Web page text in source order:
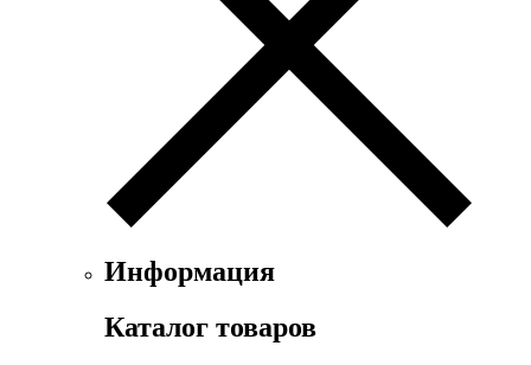
Информация
Каталог товаров